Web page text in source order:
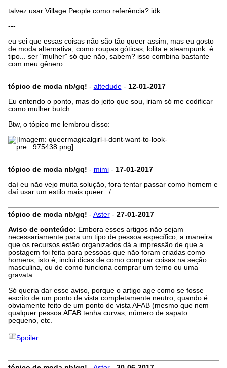
talvez usar Village People como referência? idk
---
eu sei que essas coisas não são tão queer assim, mas eu gosto
de moda alternativa, como roupas góticas, lolita e steampunk. é
tipo... ser "mulher" só que não, sabem? isso combina bastante
com meu gênero.
tópico de moda nb/gq! - altedude- 12-01-2017
Eu entendo o ponto, mas do jeito que sou, iriam só me codificar
como mulher butch.
Btw, o tópico me lembrou disso:
tópico de moda nb/gq! - mimi- 17-01-2017
daí eu não vejo muita solução, fora tentar passar como homem e
daí usar um estilo mais queer. :/
tópico de moda nb/gq! - Aster- 27-01-2017
Aviso de conteúdo: Embora esses artigos não sejam
necessariamente para um tipo de pessoa específico, a maneira
que os recursos estão organizados dá a impressão de que a
postagem foi feita para pessoas que não foram criadas como
homens; isto é, inclui dicas de como comprar coisas na seção
masculina, ou de como funciona comprar um terno ou uma
gravata.
Só queria dar esse aviso, porque o artigo age como se fosse
escrito de um ponto de vista completamente neutro, quando é
obviamente feito de um ponto de vista AFAB (mesmo que nem
qualquer pessoa AFAB tenha curvas, número de sapato
pequeno, etc.
Spoiler